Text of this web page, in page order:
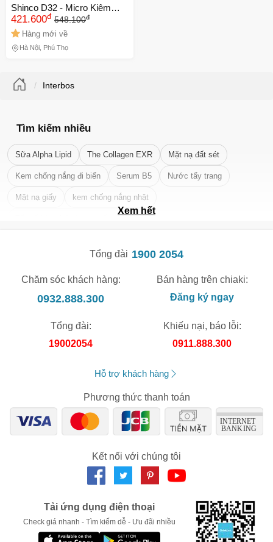
Shinco D32 - Micro Kiêm
Loa, Hiệu Ứng LED RGB,
Kết Nối Nhanh, Âm Thanh
Chất Lượng Cao, Quà Tặng
Tuyệt Vời
421.600đ 548.100đ
Hàng mới về
Hà Nội, Phú Thọ
Interbos
Tìm kiếm nhiều
Sữa Alpha Lipid The Collagen EXR Mặt nạ đất sét
Kem chống nắng đi biển Serum B5 Nước tẩy trang
Mặt nạ giấy kem chống nắng nhật
Xem hết
Tổng đài 1900 2054
Chăm sóc khách hàng:
0932.888.300
Bán hàng trên chiaki:
Đăng ký ngay
Tổng đài:
19002054
Khiếu nại, báo lỗi:
0911.888.300
Hỗ trợ khách hàng
Phương thức thanh toán
Kết nối với chúng tôi
Tải ứng dụng điện thoại
Check giá nhanh - Tìm kiếm dễ - Ưu đãi nhiều